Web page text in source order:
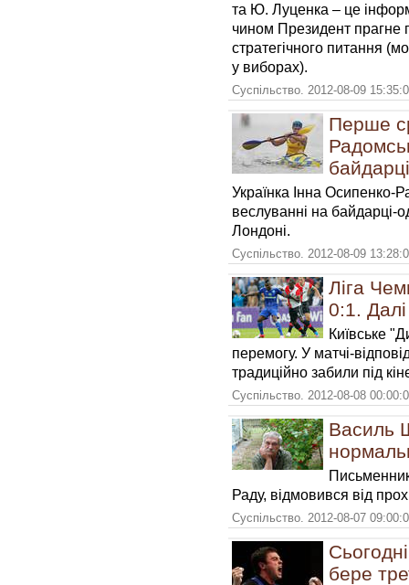
та Ю. Луценка – це
чином Президент прагне
стратегічного питання
у виборах).
Суспільство. 2012-08-09
Перше
Українка Інна Осипенко-
веслуванні на байдарці-
Лондоні.
Суспільство. 2012-08-09
Ліга
0:1.
Київське
перемогу. У матчі-
традиційно забили під
Суспільство. 2012-08-08
Василь
Раду, відмовився від
Суспільство. 2012-08-07
бере